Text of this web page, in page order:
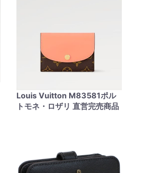
Louis Vuitton M83581ポル
トモネ・ロザリ 直営完売商品